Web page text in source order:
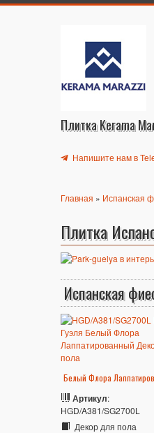
Плитка Kerama
Напишите нам в
Главная » Испанская
Плитка
Испанская
Белый Флора
Артикул:
HGD/A381/SG2700L
Декор для пола